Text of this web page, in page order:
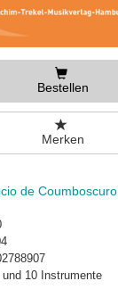
Bestellen
Merken
de Coumboscuro
und 10 Instrumente